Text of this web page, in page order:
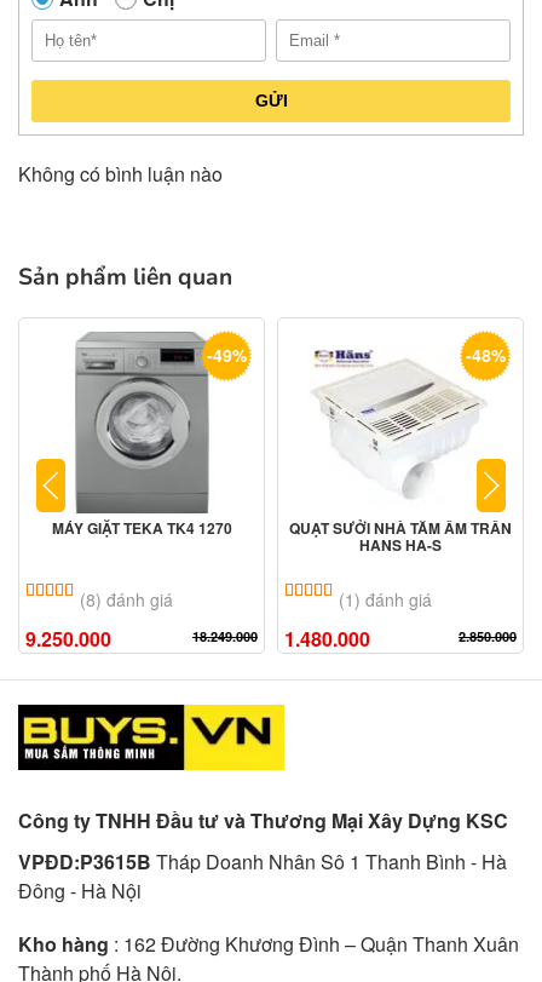
GỬI
Không có bình luận nào
Sản phẩm liên quan
-49%
MÁY GIẶT TEKA TK4 1270
5.00 trên 5 dựa trên
(8) đánh giá
9.250.000 18.249.000
-48%
QUẠT SƯỞI NHÀ TẮM ÂM TRẦN
HANS HA-S
5.00 trên 5 dựa trên
(1) đánh giá
1.480.000 2.850.000
Công ty TNHH Đầu tư và Thương Mại Xây Dựng KSC
VPĐD:P3615B Tháp Doanh Nhân Sô 1 Thanh Bình - Hà
Đông - Hà Nội
Kho hàng : 162 Đường Khương Đình – Quận Thanh Xuân
Thành phố Hà Nội.